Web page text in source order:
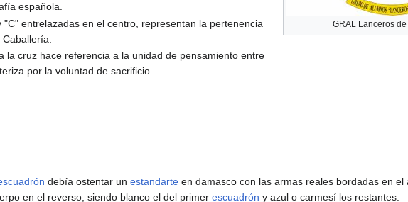
GRAL Lanceros
española.
"C" entrelazadas en el centro, representan la pertenencia
la cruz hace referencia a la unidad de pensamiento entre
por la voluntad de sacrificio.
debía ostentar un estandarte en damasco con las armas reales bordadas en el
en el reverso, siendo blanco el del primer escuadrón y azul o carmesí los restantes.